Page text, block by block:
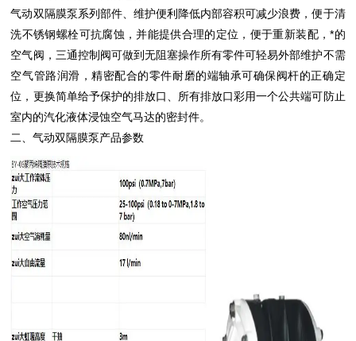
气动双隔膜泵系列部件、维护便利降低内部容积可减少浪费，便于清
洗不锈钢螺栓可抗腐蚀，并能提供合理的定位，便于重新装配，*的
空气阀，三通控制阀可做到无阻塞操作所有零件可轻易外部维护不需
空气管路润滑，精密配合的零件耐磨的端轴承可确保阀杆的正确定
位，更换简单给予保护的排放口、所有排放口彩用一个公共端可防止
室内的汽化液体浸蚀空气马达的密封件。
二、气动双隔膜泵产品参数